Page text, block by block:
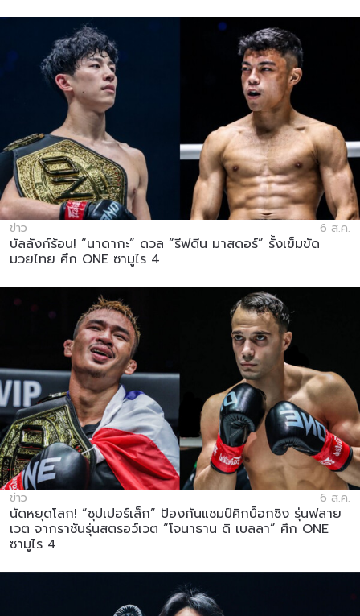
ข่าว 6 ส.ค.
บัลลังก์ร้อน! “นาดากะ” ดวล “รีฟดีน มาสดอร์” รั้งเข็มขัด
มวยไทย ศึก ONE ซามูไร 4
ข่าว 6 ส.ค.
นัดหยุดโลก! “ซุปเปอร์เล็ก” ป้องกันแชมป์คิกบ็อกซิง รุ่นฟลาย
เวต จากราชันรุ่นสตรอว์เวต “โจนาธาน ดิ เบลลา” ศึก ONE
ซามูไร 4